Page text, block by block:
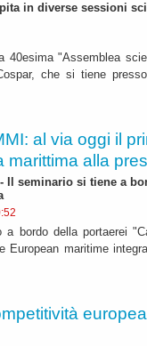
in diverse sessioni
"Assemblea
che si tiene
al via oggi il
marittima alla
Il seminario si tiene a
a bordo della portaerei
maritime